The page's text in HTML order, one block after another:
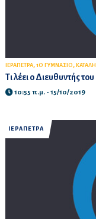
ΙΕΡΑΠΕΤΡΑ, 1Ο ΓΥΜΝΑΣΙΟ,
Τι λέει ο Διευθυντής
10:55 π.μ. - 15/10/2019
ΙΕΡΑΠΕΤΡΑ